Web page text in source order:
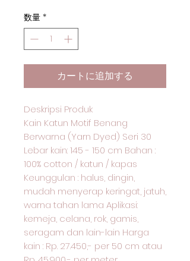
数量 *
カートに追加する
Deskripsi Produk
Kain Katun Motif Benang
Berwarna (Yarn Dyed) Seri 30
Lebar kain: 145 - 150 cm Bahan :
100% cotton / katun / kapas
Keunggulan : halus, dingin,
mudah menyerap keringat, jatuh,
warna tahan lama Aplikasi:
kemeja, celana, rok, gamis,
seragam dan lain-lain Harga
kain : Rp. 27.450,- per 50 cm atau